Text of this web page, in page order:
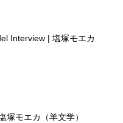
Interview | 塩塚モエカ
塚モエカ（羊文学）